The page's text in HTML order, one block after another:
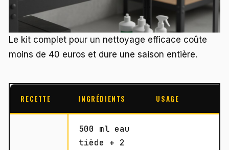
Le kit complet pour un nettoyage efficace coûte
moins de 40 euros et dure une saison entière.
RECETTE INGRÉDIENTS USAGE
500 ml eau
tiède + 2